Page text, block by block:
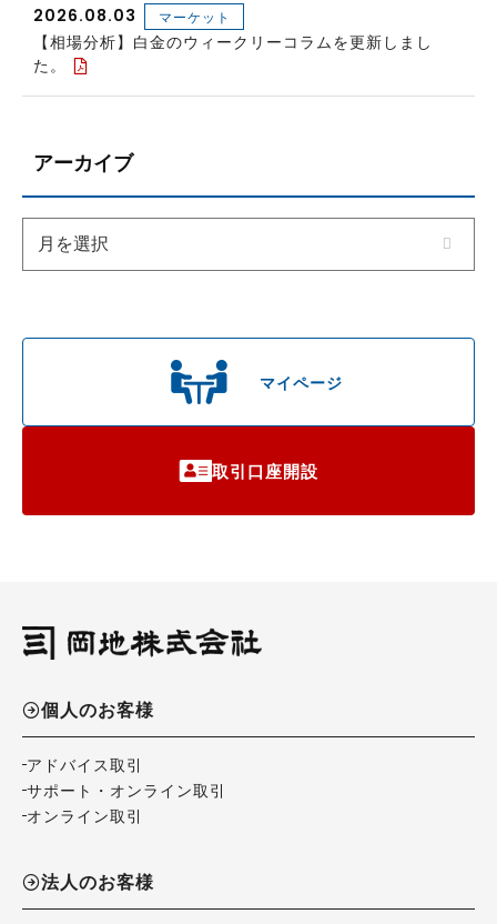
マイページ
取引口座開設
2026.08.03 マーケット
【相場分析】白金のウィークリーコラムを更新しまし
た。
アーカイブ
個人のお客様
アドバイス取引
サポート・オンライン取引
オンライン取引
法人のお客様